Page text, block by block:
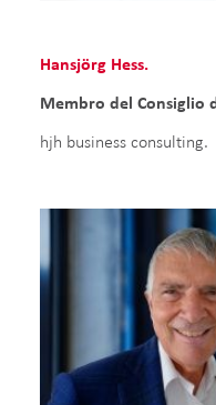
Hansjörg Hess.
Membro del Consiglio
hjh business consulting.